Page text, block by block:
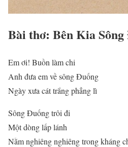
Bài thơ: Bên Kia
Em ơi! Buồn làm chi
Anh đưa em về sông Đuống
Ngày xưa cát trắng phẳng lì
Sông Đuống trôi đi
Một dòng lấp lánh
Nằm nghiêng nghiêng trong kháng